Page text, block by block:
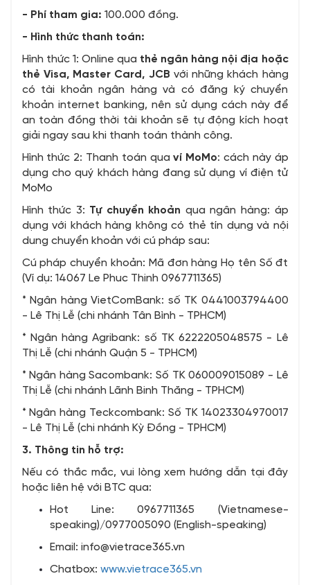
- Phí tham gia: 100.000 đồng.
- Hình thức thanh toán:
Hình thức 1: Online qua thẻ ngân hàng nội địa hoặc
thẻ Visa, Master Card, JCB với những khách hàng
có tài khoản ngân hàng và có đăng ký chuyển
khoản internet banking, nên sử dụng cách này để
an toàn đồng thời tài khoản sẽ tự động kích hoạt
giải ngay sau khi thanh toán thành công.
Hình thức 2: Thanh toán quaví MoMo: cách này áp
dụng cho quý khách hàng đang sử dụng ví điện tử
MoMo
Hình thức 3: Tự chuyển khoản qua ngân hàng: áp
dụng với khách hàng không có thẻ tín dụng và nội
dung chuyển khoản với cú pháp sau:
Cú pháp chuyển khoản: Mã đơn hàng Họ tên Số đt
(Ví dụ: 14067 Le Phuc Thinh 0967711365)
* Ngân hàng VietComBank: số TK 0441003794400
- Lê Thị Lễ (chi nhánh Tân Bình - TPHCM)
* Ngân hàng Agribank: số TK 6222205048575 - Lê
Thị Lễ (chi nhánh Quận 5 - TPHCM)
* Ngân hàng Sacombank: Số TK 060009015089 - Lê
Thị Lễ (chi nhánh Lãnh Binh Thăng - TPHCM)
* Ngân hàng Teckcombank: Số TK 14023304970017
- Lê Thị Lễ (chi nhánh Kỳ Đồng - TPHCM)
3. Thông tin hỗ trợ:
Nếu có thắc mắc, vui lòng xem hướng dẫn tại đây
hoặc liên hệ với BTC qua:
Hot Line: 0967711365 (Vietnamese-
speaking)/0977005090 (English-speaking)
Email: info@vietrace365.vn
Chatbox: www.vietrace365.vn